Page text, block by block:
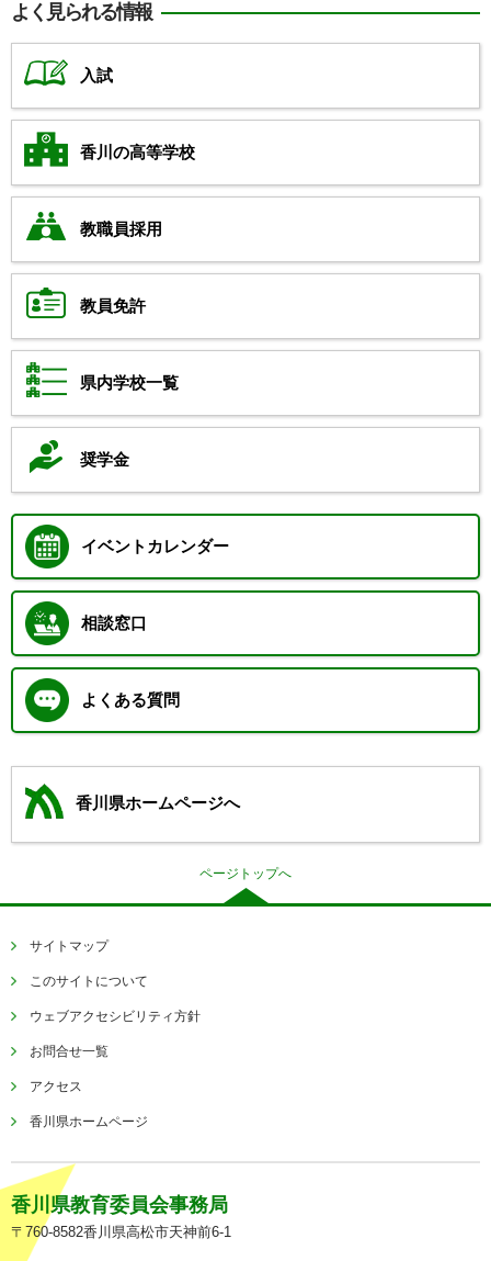
よく見られる情報
入試
香川の高等学校
教職員採用
教員免許
県内学校一覧
奨学金
イベントカレンダー
相談窓口
よくある質問
香川県ホームページへ
ページトップへ
サイトマップ
このサイトについて
ウェブアクセシビリティ方針
お問合せ一覧
アクセス
香川県ホームページ
香川県教育委員会事務局
〒760-8582香川県高松市天神前6-1